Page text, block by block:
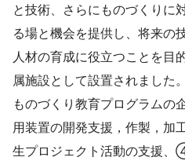
と技術、さらにものづくりに
る場と機会を提供し、将来の
人材の育成に役立つことを目
属施設として設置されまし
ものづくり教育プログラム
用装置の開発支援，作製，
生プロジェクト活動の支援